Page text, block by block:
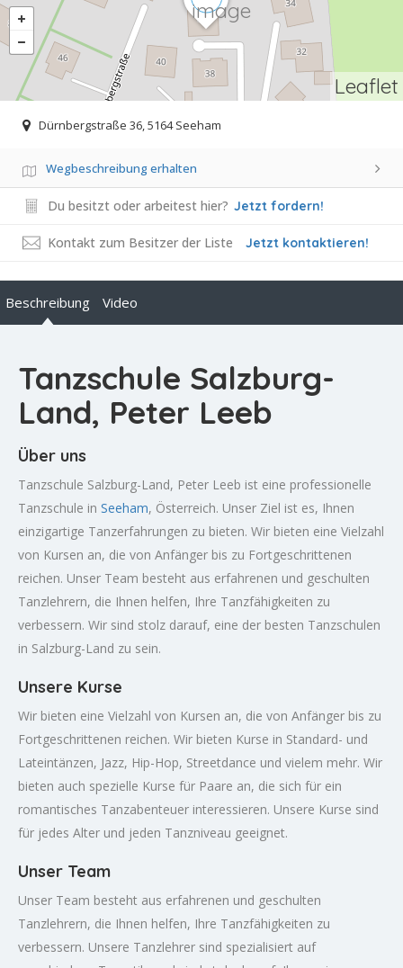
Leaflet
Dürnbergstraße 36, 5164 Seeham
Wegbeschreibung erhalten
Du besitzt oder arbeitest hier? Jetzt fordern!
Kontakt zum Besitzer der Liste Jetzt kontaktieren!
Beschreibung Video
Tanzschule Salzburg-
Land, Peter Leeb
Über uns
Tanzschule Salzburg-Land, Peter Leeb ist eine professionelle
Tanzschule in Seeham, Österreich. Unser Ziel ist es, Ihnen
einzigartige Tanzerfahrungen zu bieten. Wir bieten eine Vielzahl
von Kursen an, die von Anfänger bis zu Fortgeschrittenen
reichen. Unser Team besteht aus erfahrenen und geschulten
Tanzlehrern, die Ihnen helfen, Ihre Tanzfähigkeiten zu
verbessern. Wir sind stolz darauf, eine der besten Tanzschulen
in Salzburg-Land zu sein.
Unsere Kurse
Wir bieten eine Vielzahl von Kursen an, die von Anfänger bis zu
Fortgeschrittenen reichen. Wir bieten Kurse in Standard- und
Lateintänzen, Jazz, Hip-Hop, Streetdance und vielem mehr. Wir
bieten auch spezielle Kurse für Paare an, die sich für ein
romantisches Tanzabenteuer interessieren. Unsere Kurse sind
für jedes Alter und jeden Tanzniveau geeignet.
Unser Team
Unser Team besteht aus erfahrenen und geschulten
Tanzlehrern, die Ihnen helfen, Ihre Tanzfähigkeiten zu
verbessern. Unsere Tanzlehrer sind spezialisiert auf